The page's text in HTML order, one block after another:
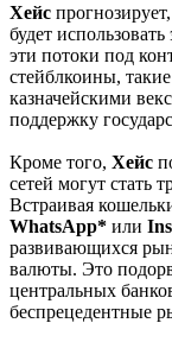
Хейс
будет
эти потоки под
стейблкоины,
казначейскими
поддержку
Кроме того, Хейс
сетей могут стать
Встраивая
WhatsApp* или
развивающихся
валюты. Это
центральных
беспрецедентные